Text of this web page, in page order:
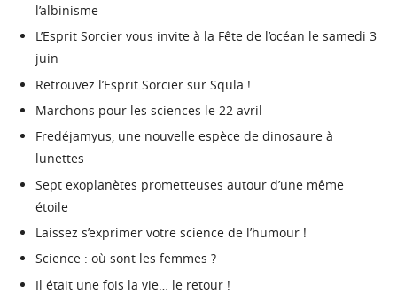
l’albinisme
L’Esprit Sorcier vous invite à la Fête de l’océan le samedi 3
juin
Retrouvez l’Esprit Sorcier sur Squla !
Marchons pour les sciences le 22 avril
Fredéjamyus, une nouvelle espèce de dinosaure à
lunettes
Sept exoplanètes prometteuses autour d’une même
étoile
Laissez s’exprimer votre science de l’humour !
Science : où sont les femmes ?
Il était une fois la vie… le retour !